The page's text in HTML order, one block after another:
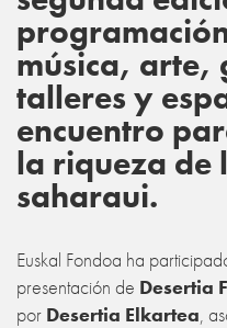
música, arte,
talleres y
encuentro
la riqueza de
saharaui.
Euskal Fondoa ha
presentación de Desertia
por Desertia Elkartea,